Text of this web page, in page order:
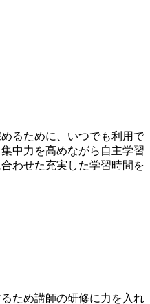
るために、いつでも利用で
中力を高めながら自主学習
わせた充実した学習時間を
ため講師の研修に力を入れ